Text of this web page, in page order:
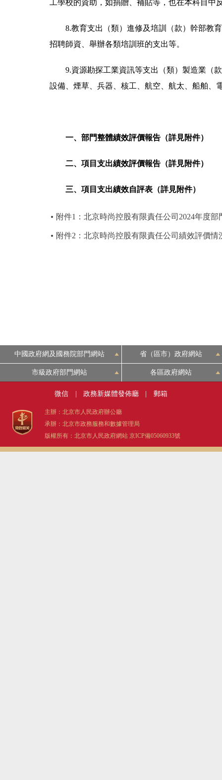
工學校的資助，如捐贈、補貼等，也在本科目中
8.教育支出（類）進修及培訓（款）幹部教
招聘師資、舉辦各類培訓班的支出等。
9.資源勘探工業資訊等支出（類）製造業（
設備、煙草、兵器、核工、航空、航太、船舶、
一、部門整體績效評價報告（詳見附件）
二、項目支出績效評價報告（詳見附件）
三、項目支出績效自評表（詳見附件）
附件1：北京時尚控股有限責任公司2024年度部
附件2：北京時尚控股有限責任公司績效評價情
中國政府網及國務院部門網站 省（區市）政府網站
市級政府部門網站 各區政府網站
微信 政務新媒體發佈廳 郵箱
主辦：北京市人民政府辦公廳
承辦：北京市政務服務和數據管理局
版權所有：北京市人民政府網站 京ICP備05060933號